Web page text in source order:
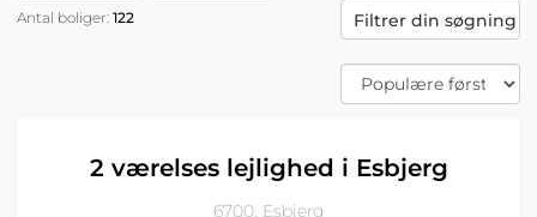
Antal boliger: 122 Filtrer din søgning
2 værelses lejlighed i Esbjerg
6700, Esbjerg